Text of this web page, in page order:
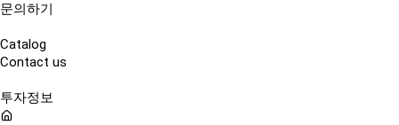
문의하기
Catalog
Contact us
투자정보